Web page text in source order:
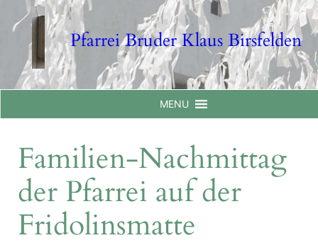
content
Pfarrei Bruder Klaus Birsfelden
MENU
Familien-Nachmittag
der Pfarrei auf der
Fridolinsmatte